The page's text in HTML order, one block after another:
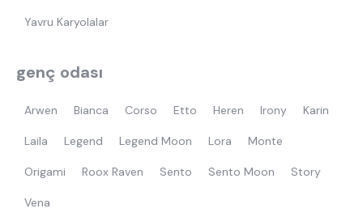
Yavru Karyolalar
genç odası
Arwen Bianca Corso Etto Heren Irony Karin
Laila Legend Legend Moon Lora Monte
Origami Roox Raven Sento Sento Moon Story
Vena